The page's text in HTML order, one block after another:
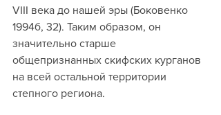
VIII века до нашей эры (Боковенко
1994б, 32). Таким образом, он
значительно старше
общепризнанных скифских курганов
на всей остальной территории
степного региона.